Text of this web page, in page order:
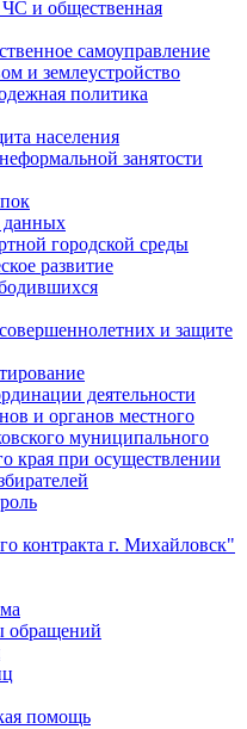
ЧС и общественная
самоуправление
и землеустройство
политика
населения
занятости
данных
городской среды
развитие
и защите
деятельности
и органов местного
муниципального
края при осуществлении
контракта г. Михайловск"
обращений
помощь